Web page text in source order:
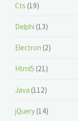
Cts (19)
Delphi (13)
Electron (2)
Html5 (21)
Java (112)
jQuery(14)